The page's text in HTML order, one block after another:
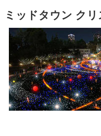
ミッドタウン ク